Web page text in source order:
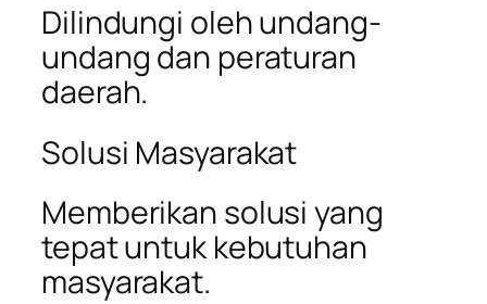
Dilindungi oleh undang-
undang dan peraturan
daerah.
Solusi Masyarakat
Memberikan solusi yang
tepat untuk kebutuhan
masyarakat.